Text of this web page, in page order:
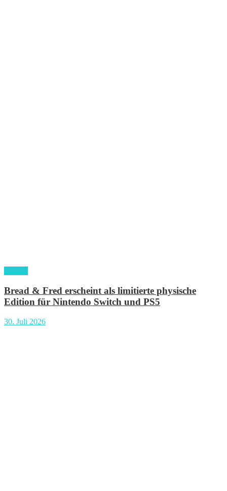
Bread & Fred erscheint als limitierte physische
Edition für Nintendo Switch und PS5
30. Juli 2026